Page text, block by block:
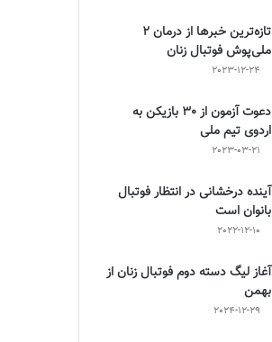
تازه‌ترین خبرها از درمان ۲
ملی‌پوش فوتبال زنان
2023-12-24
دعوت آزمون از 30 بازیکن به
اردوی تیم ملی
2023-03-21
آینده درخشانی در انتظار فوتبال
بانوان است
2022-12-10
آغاز لیگ دسته دوم فوتبال زنان از
بهمن
2024-12-29